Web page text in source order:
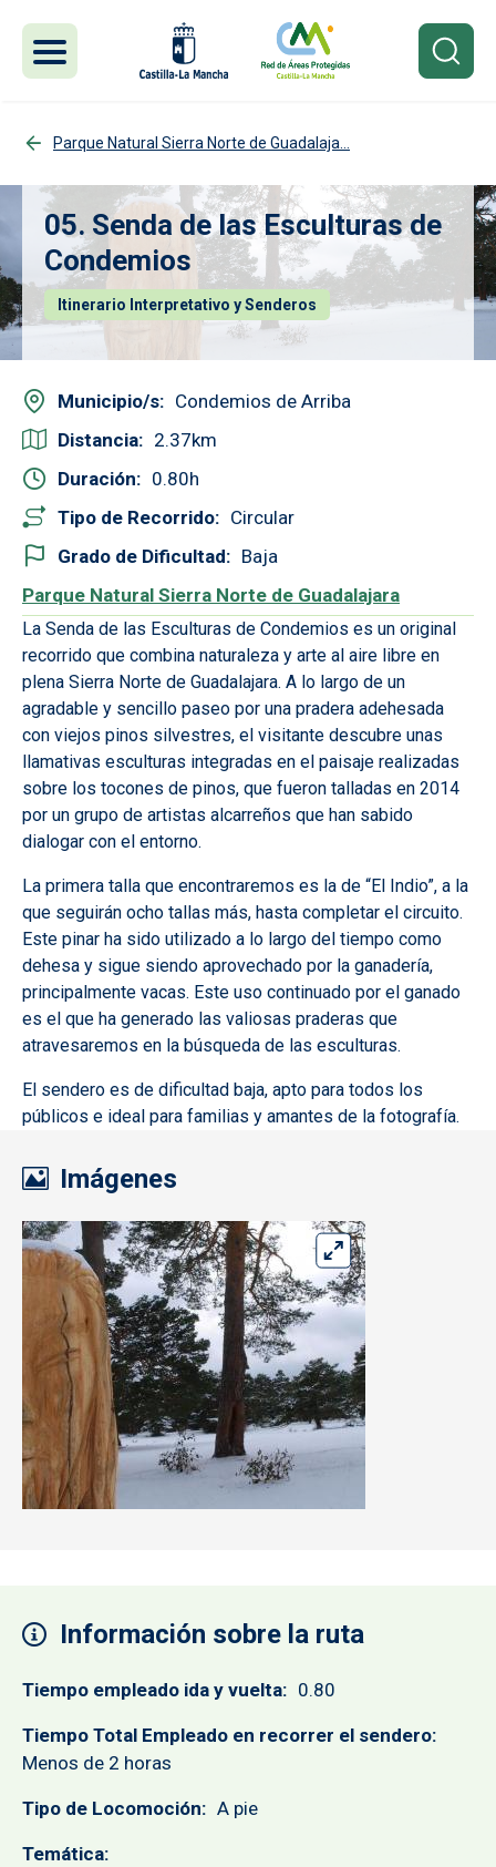
Parque Natural Sierra Norte de Guadalaja...
05. Senda de las Esculturas de
Condemios
Itinerario Interpretativo y Senderos
Municipio/s
Condemios de Arriba
Distancia
2.37
Duración
0.80
Tipo de Recorrido
Circular
Grado de Dificultad
Baja
Parque Natural Sierra Norte de Guadalajara
La Senda de las Esculturas de Condemios es un original
recorrido que combina naturaleza y arte al aire libre en
plena Sierra Norte de Guadalajara. A lo largo de un
agradable y sencillo paseo por una pradera adehesada
con viejos pinos silvestres, el visitante descubre unas
llamativas esculturas integradas en el paisaje realizadas
sobre los tocones de pinos, que fueron talladas en 2014
por un grupo de artistas alcarreños que han sabido
dialogar con el entorno.
La primera talla que encontraremos es la de “El Indio”, a la
que seguirán ocho tallas más, hasta completar el circuito.
Este pinar ha sido utilizado a lo largo del tiempo como
dehesa y sigue siendo aprovechado por la ganadería,
principalmente vacas. Este uso continuado por el ganado
es el que ha generado las valiosas praderas que
atravesaremos en la búsqueda de las esculturas.
El sendero es de dificultad baja, apto para todos los
públicos e ideal para familias y amantes de la fotografía.
Imágenes
Información sobre la ruta
Tiempo empleado ida y vuelta 0.80
Tiempo Total Empleado en recorrer el sendero
Menos de 2 horas
Tipo de Locomoción A pie
Temática